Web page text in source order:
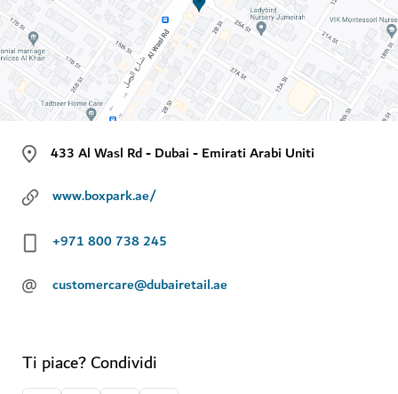
433 Al Wasl Rd - Dubai - Emirati Arabi Uniti
www.boxpark.ae/
+971 800 738 245
@ customercare@dubairetail.ae
Ti piace? Condividi